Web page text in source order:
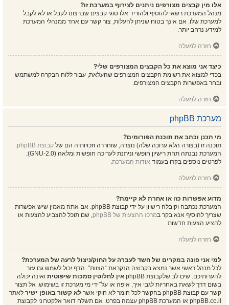
אלו מין קבצים מצורפים ניתנים לצירוף במערכת זו?
מנהל המערכת רשאי להוסיף ולהוריד אלו סוגי קבצים שברצונו לקבל או לא לקבל
למערכת שלו. אם אינך בטוח שניתן להעלות, צור קשר עם אחד ממנהלי המערכת
למידע נרחב יותר.
חזרה למעלה
כיצד אני מוצא את כל הקבצים המצורפים שלי?
בכדי למצוא את רשימת הקבצים המצורפים שהעלאת, עבור ללוח הבקרה למשתמש
ובחר באפשרות הקבצים המצורפים.
חזרה למעלה
מערכת phpBB
מי תכנן וכתב את תוכנת הפורומים?
תוכנה זו (בצורה הלא ערוכה שלה) נוצרה, שוחררה וזכויותיה הם של קבוצת phpBB
.
המערכת נבנתה תחת רישיון חופשי וניתנת לעריכה חופשית ומלאה (GNU-2.0).
לפרטים נוספים בקרו בעמוד אודות המערכת.
חזרה למעלה
מדוע אפשרות כזו או אחרת לא קיימת?
המערכת נכתבה וקיבלה רישיון על ידי קבוצת phpBB. אם אתה מאמין שיש אפשרות
שצריך להוסיף אנא בקר במרכז ההצעות של phpBB
, שם תוכל להצביע להצעות או
להציע הצעות חדשות
חזרה למעלה
למי אני פונה במקרים של חשד לעברה על החוק/ניצול לרעה של המערכת?
לכל מנהל ראשי אשר נמצא בקבוצה הנקראת “הצוות”. הדף יכול לשמש גם עזר
להערותיכם. שים לב שלקבוצת phpBB
אין לחלוטין סמכות שיפוטית ואינה יכולה
בשום דרך לשאת באחריות לגבי איך, איפה או על־ידי מי מערכת זו בשימוש. אל תצור
קשר עם קבוצת phpBB בהקשר לכל חומר לא חוקי אשר
לא קשור באופן ישיר לאתר
phpBB.co.il או המערכת phpBB עצמה בפרט. אם תשלח דואר אלקטרוני לקבוצת